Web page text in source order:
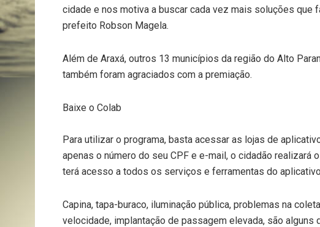
cidade e nos motiva a buscar cada vez mais soluções que
prefeito Robson Magela.
Além de Araxá, outros 13 municípios da região do Alto
também foram agraciados com a premiação.
Baixe o Colab
Para utilizar o programa, basta acessar as lojas de
apenas o número do seu CPF e e-mail, o cidadão realizará
terá acesso a todos os serviços e ferramentas do
Capina, tapa-buraco, iluminação pública, problemas na
velocidade, implantação de passagem elevada, são